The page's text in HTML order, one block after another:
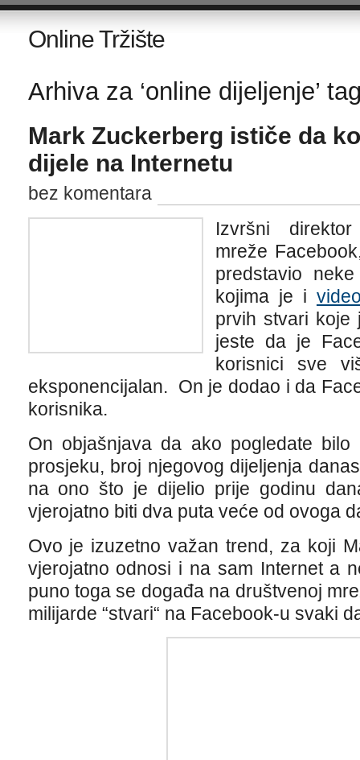
Online Tržište
Arhiva za ‘online dijeljenje’
Mark Zuckerberg ističe da
dijele na Internetu
bez komentara
Izvršni
mreže
predstavio
kojima je i
prvih stvari koje
jeste da je
korisnici sve
eksponencijalan. On je dodao i da
korisnika.
On objašnjava da ako pogledate
prosjeku, broj njegovog dijeljenja
na ono što je dijelio prije godinu
vjerojatno biti dva puta veće od ovoga
Ovo je izuzetno važan trend, za koji
vjerojatno odnosi i na sam Internet a
puno toga se događa na društvenoj
milijarde “stvari“ na Facebook-u svaki